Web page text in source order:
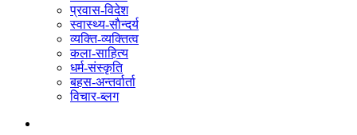
प्रवास-विदेश
स्वास्थ्य-साैन्दर्य
व्यक्ति-व्यक्तित्व
कला-साहित्य
धर्म-संस्कृति
बहस-अन्तर्वार्ता
विचार-ब्लग